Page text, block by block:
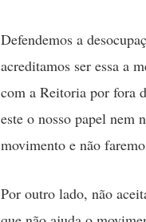
Defendemos a
acreditamos ser essa a
com a Reitoria por fora
este o nosso papel nem
movimento e não
Por outro lado, não